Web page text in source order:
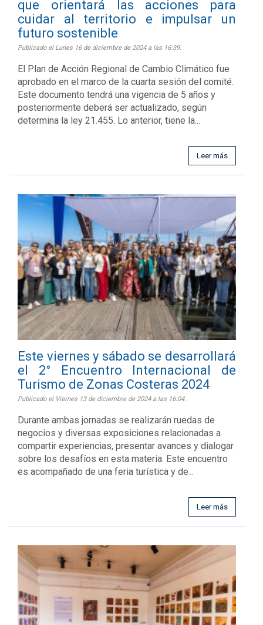
que orientará las acciones para
cuidar al territorio e impulsar un
futuro sostenible
Publicado el Lunes 16 de diciembre de 2024 a las 16:39.
El Plan de Acción Regional de Cambio Climático fue
aprobado en el marco de la cuarta sesión del comité.
Este documento tendrá una vigencia de 5 años y
posteriormente deberá ser actualizado, según
determina la ley 21.455. Lo anterior, tiene la...
Leer más
Este viernes y sábado se desarrollará
el 2° Encuentro Internacional de
Turismo de Zonas Costeras 2024
Publicado el Viernes 13 de diciembre de 2024 a las 16:04.
Durante ambas jornadas se realizarán ruedas de
negocios y diversas exposiciones relacionadas a
compartir experiencias, presentar avances y dialogar
sobre los desafíos en esta materia. Este encuentro
es acompañado de una feria turística y de...
Leer más